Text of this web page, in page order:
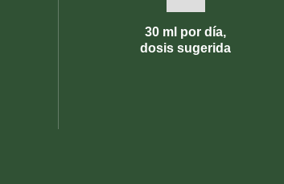
30 ml por día,
dosis sugerida